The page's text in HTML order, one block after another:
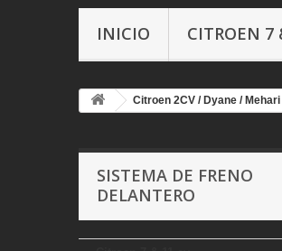
INICIO CITROEN 7
Citroen 2CV / Dyane / Mehari
SISTEMA DE FRENO
DELANTERO